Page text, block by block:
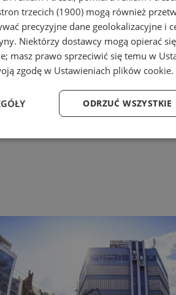
S.A.
trzecich (1900) mogą również
precyzyjne dane geolokalizacyjne i
Niektórzy dostawcy mogą opierać
masz prawo sprzeciwić się temu w
zgodę w Ustawieniach plików cookie.
ODRZUĆ WSZYSTKIE
Wydajność Targetowanie
umożliwiają korzystanie z podstawowych funkcji
Bez niezbędnych plików cookie nie można
Okres
przechowywania